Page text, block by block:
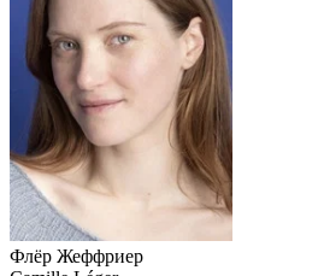
Флёр Жеффриер